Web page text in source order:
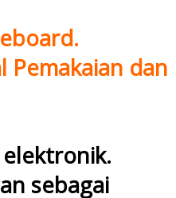
Pemakaian dan
sebagai